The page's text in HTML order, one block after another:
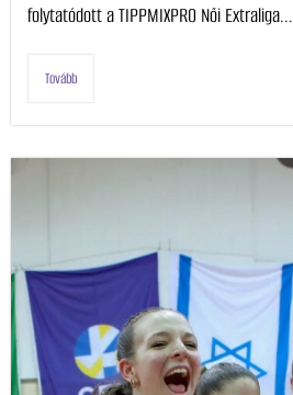
folytatódott a TIPPMIXPRO Női Extraliga...
Tovább